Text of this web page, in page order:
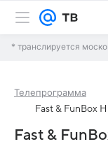
* транслируется
Телепрограмма
Fast & FunBox
Fast &